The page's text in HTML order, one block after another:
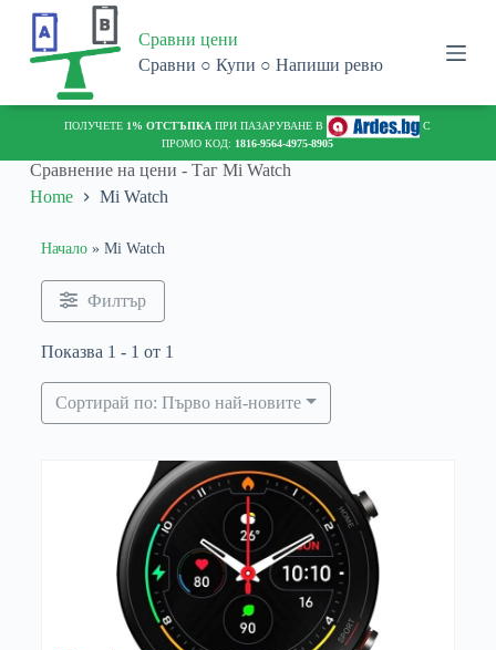
o
Сравни цени
Сравни ○ Купи ○ Напиши ревю
ПОЛУЧЕТЕ 1% ОТСТЪПКА ПРИ ПАЗАРУВАНЕ В
С
ПРОМО КОД: 1816-9564-4975-8905
Сравнение на цени - ТагMi Watch
Home
Mi Watch
Начало» Mi Watch
Филтър
Показва 1 - 1 от 1
Сортирай по: Първо най-новите